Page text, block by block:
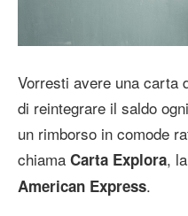
Vorresti avere una carta
di reintegrare il saldo
un rimborso in comode
chiama Carta Explora, la
American Express.